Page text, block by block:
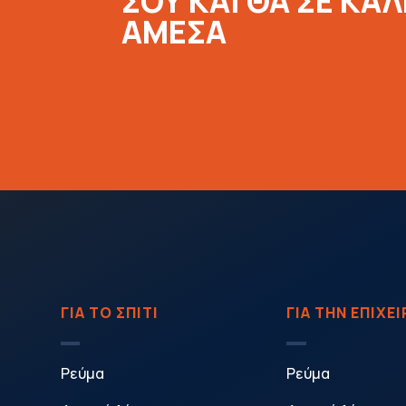
ΑΜΕΣΑ
ΓΙΑ ΤΟ ΣΠΙΤΙ
Ρεύμα
ΓΙΑ ΤΗΝ
Ρεύμα